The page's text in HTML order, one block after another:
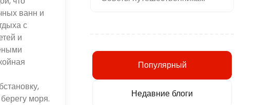
ванн и
с
и
моря.
Популярный
Недавние блоги